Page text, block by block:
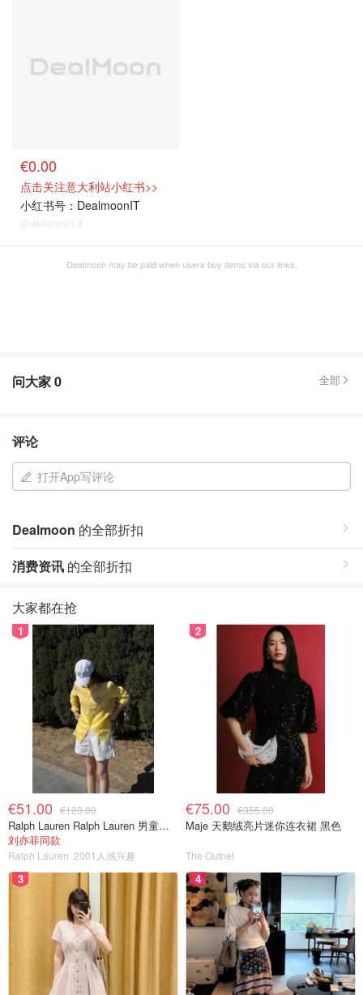
€0.00
点击关注意大利站小红书>>
小红书号：DealmoonIT
@dealmoon.it
Dealmoon may be paid when users buy items via our links.
问大家0 全部
评论
打开App写评论
Dealmoon 的全部折扣
消费资讯 的全部折扣
大家都在抢
1
€51.00 €120.00
Ralph Lauren Ralph Lauren 男童亚麻衬衫
刘亦菲同款
Ralph Lauren 2001人感兴趣
2
€75.00 €355.00
Maje 天鹅绒亮片迷你连衣裙 黑色
The Outnet
3 4